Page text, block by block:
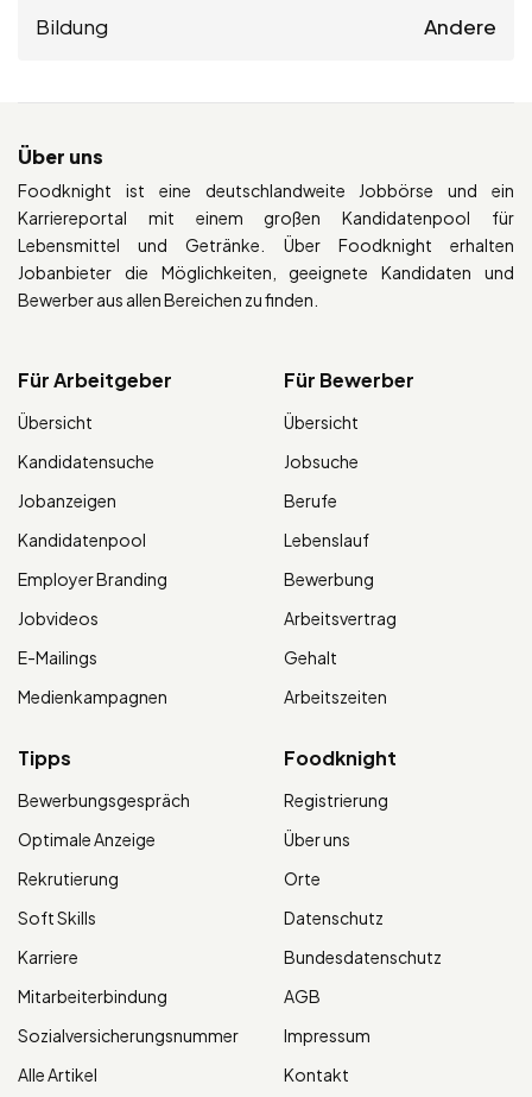
Bildung Andere
Über uns
Foodknight ist eine deutschlandweite Jobbörse und ein
Karriereportal mit einem großen Kandidatenpool für
Lebensmittel und Getränke. Über Foodknight erhalten
Jobanbieter die Möglichkeiten, geeignete Kandidaten und
Bewerber aus allen Bereichen zu finden.
Für Arbeitgeber
Übersicht
Kandidatensuche
Jobanzeigen
Kandidatenpool
Employer Branding
Jobvideos
E-Mailings
Medienkampagnen
Für Bewerber
Übersicht
Jobsuche
Berufe
Lebenslauf
Bewerbung
Arbeitsvertrag
Gehalt
Arbeitszeiten
Tipps
Bewerbungsgespräch
Optimale Anzeige
Rekrutierung
Soft Skills
Karriere
Mitarbeiterbindung
Sozialversicherungsnummer
Alle Artikel
Foodknight
Registrierung
Über uns
Orte
Datenschutz
Bundesdatenschutz
AGB
Impressum
Kontakt